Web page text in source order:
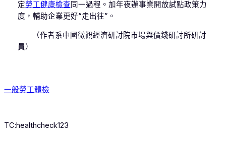
定勞工健康檢查 同一過程。加年夜辦事業開放試點政策力
度，輔助企業更好“走出往”。
（作者系中國微觀經濟研討院市場與價錢研討所研討
員）
一般勞工體檢
TC:healthcheck123